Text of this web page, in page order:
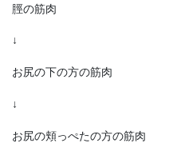
脛の筋肉
↓
お尻の下の方の筋肉
↓
お尻の頬っぺたの方の筋肉